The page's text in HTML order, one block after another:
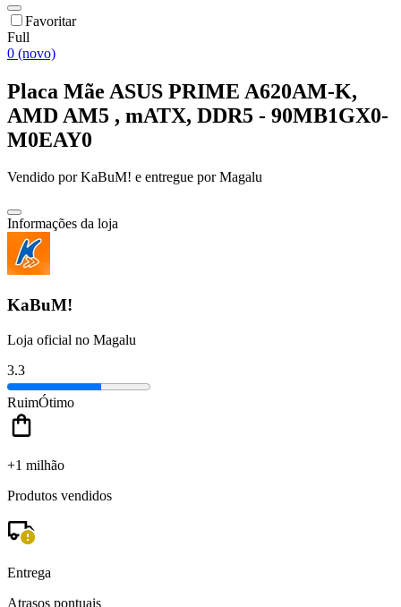
Favoritar
Full
0 (novo)
Placa Mãe ASUS PRIME A620AM-K,
AMD AM5 , mATX, DDR5 - 90MB1GX0-
M0EAY0
Vendido porKaBuM! e entregue por Magalu
Informações da loja
KaBuM!
Loja oficial no Magalu
3.3
RuimÓtimo
+1 milhão
Produtos vendidos
Entrega
Atrasos pontuais